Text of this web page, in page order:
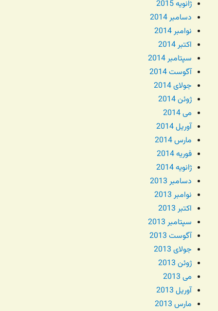
ژانویه 2015
دسامبر 2014
نوامبر 2014
اکتبر 2014
سپتامبر 2014
آگوست 2014
جولای 2014
ژوئن 2014
می 2014
آوریل 2014
مارس 2014
فوریه 2014
ژانویه 2014
دسامبر 2013
نوامبر 2013
اکتبر 2013
سپتامبر 2013
آگوست 2013
جولای 2013
ژوئن 2013
می 2013
آوریل 2013
مارس 2013